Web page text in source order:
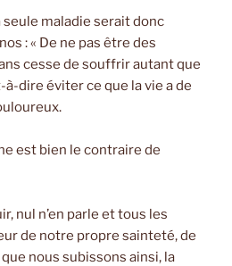
maladie serait donc
: « De ne pas être des
cesse de souffrir autant que
à-dire éviter ce que la vie a de
est bien le contraire de
nul n’en parle et tous les
de notre propre sainteté, de
nous subissons ainsi, la